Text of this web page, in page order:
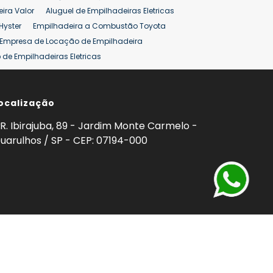
Valor
Aluguel de Empilhadeiras Eletricas
Empilhadeira a Combustão Toyota
Empresa de Locação de Empilhadeira
Empilhadeiras Eletricas
de Empilhadeiras
Empilhadeira Hyster
ton Venda Empilhadeiras 25 ton
R. Ibirajuba, 89 - Jardim Monte Carmelo -
/ SP - CEP: 07194-000